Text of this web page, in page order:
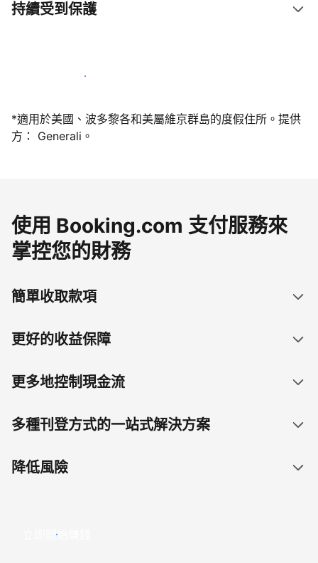
持續受到保護
今天就和我們一起當屋主
*適用於美國、波多黎各和美屬維京群島的度假住所。提供
方： Generali。
使用 Booking.com 支付服務來
掌控您的財務
簡單收取款項
更好的收益保障
更多地控制現金流
多種刊登方式的一站式解決方案
降低風險
立即開始賺錢